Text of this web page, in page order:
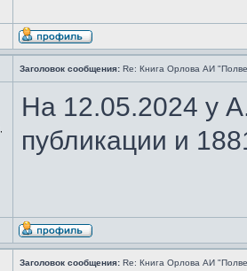
Заголовок сообщения: Re: Книга Орлова АИ
На 12.05.2024 у
публикации и
Заголовок сообщения: Re: Книга Орлова АИ